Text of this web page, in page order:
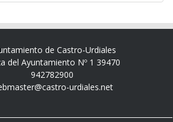
de Castro-Urdiales
del Ayuntamiento Nº 1 39470
942782900
urdiales.net